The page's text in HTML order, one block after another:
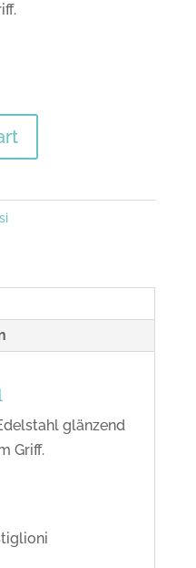
glänzend
Griff.